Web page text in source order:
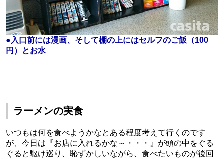
●入口前には漫画、そして棚の上にはセルフのご飯（100
円）とお水
ラーメンの実食
いつもは何を食べようかなとある程度考えて行くのです
が、今日は『お店に入れるかな～・・・』が頭の中をぐる
ぐると駆け巡り、恥ずかしいながら、食べたいものが後回